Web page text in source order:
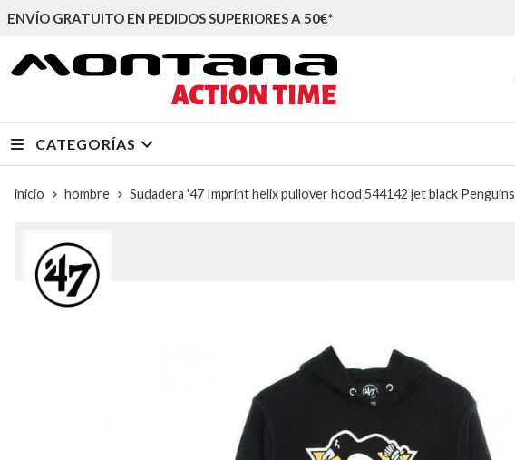
ENVÍO GRATUITO EN PEDIDOS SUPERIORES A 50€*
CATEGORÍAS
inicio hombre Sudadera '47 Imprint helix pullover hood 544142 jet black Penguins